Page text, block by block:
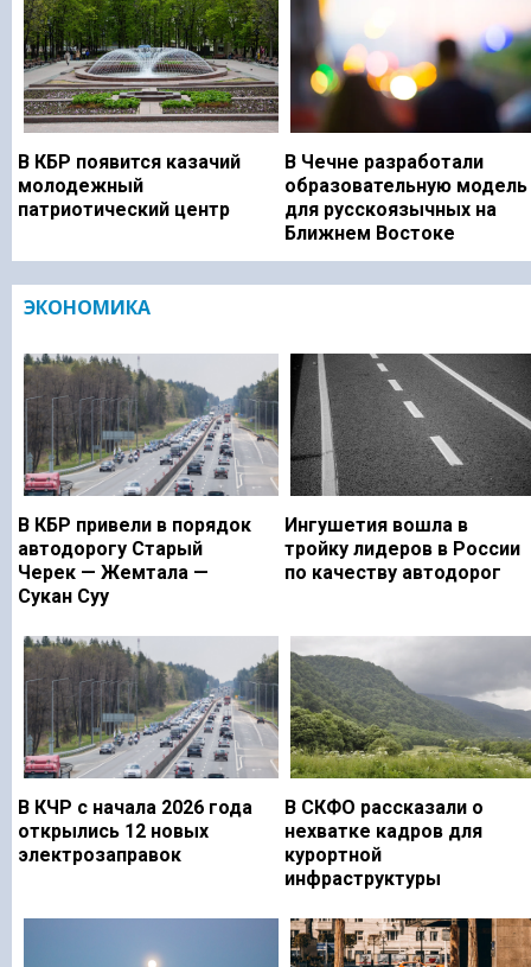
В КБР появится казачий
молодежный
патриотический центр
В Чечне разработали
образовательную модель
для русскоязычных на
Ближнем Востоке
ЭКОНОМИКА
В КБР привели в порядок
автодорогу Старый
Черек — Жемтала —
Сукан Суу
Ингушетия вошла в
тройку лидеров в России
по качеству автодорог
В КЧР с начала 2026 года
открылись 12 новых
электрозаправок
В СКФО рассказали о
нехватке кадров для
курортной
инфраструктуры